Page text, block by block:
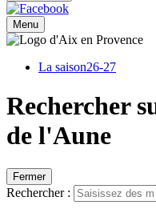
Menu
La saison26-27
Rechercher
de l'Aune
Fermer
Rechercher :